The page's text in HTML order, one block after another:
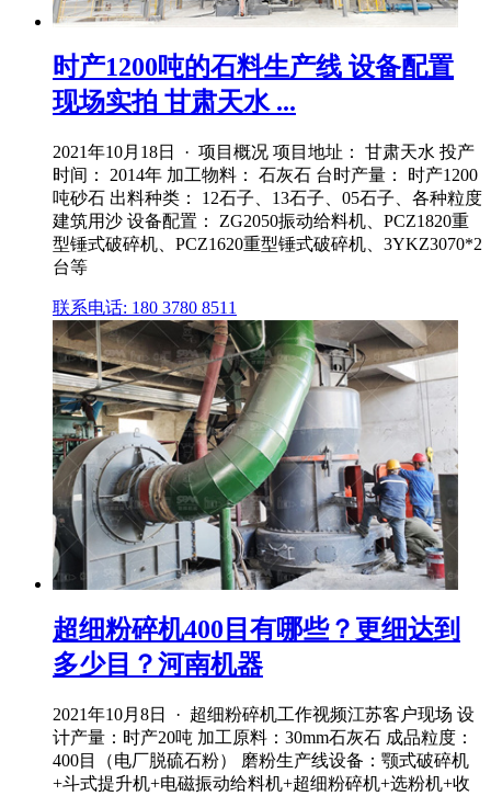
时产1200吨的石料生产线 设备配置
现场实拍 甘肃天水 ...
2021年10月18日 · 项目概况 项目地址： 甘肃天水 投产
时间： 2014年 加工物料： 石灰石 台时产量： 时产1200
吨砂石 出料种类： 12石子、13石子、05石子、各种粒度
建筑用沙 设备配置： ZG2050振动给料机、PCZ1820重
型锤式破碎机、PCZ1620重型锤式破碎机、3YKZ3070*2
台等
联系电话: 180 3780 8511
超细粉碎机400目有哪些？更细达到
多少目？河南机器
2021年10月8日 · 超细粉碎机工作视频江苏客户现场 设
计产量：时产20吨 加工原料：30mm石灰石 成品粒度：
400目（电厂脱硫石粉） 磨粉生产线设备：颚式破碎机
+斗式提升机+电磁振动给料机+超细粉碎机+选粉机+收